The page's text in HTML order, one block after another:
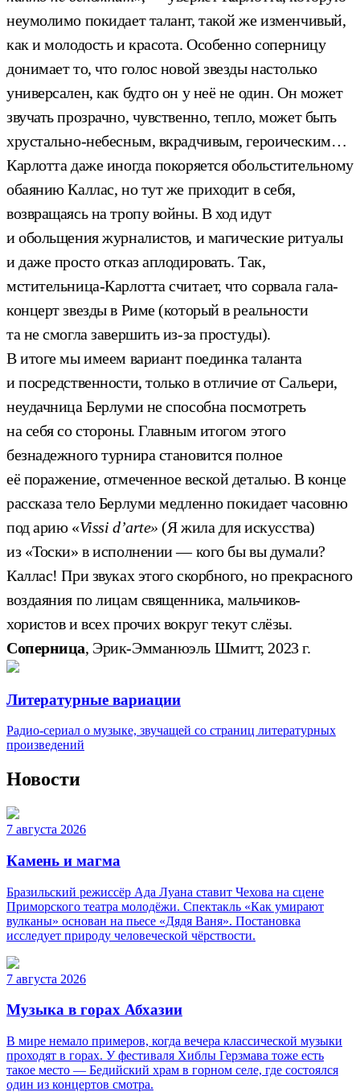
неумолимо покидает талант, такой же изменчивый,
как и молодость и красота. Особенно соперницу
донимает то, что голос новой звезды настолько
универсален, как будто он у неё не один. Он может
звучать прозрачно, чувственно, тепло, может быть
хрустально-небесным, вкрадчивым, героическим…
Карлотта даже иногда покоряется обольстительному
обаянию Каллас, но тут же приходит в себя,
возвращаясь на тропу войны. В ход идут
и обольщения журналистов, и магические ритуалы
и даже просто отказ аплодировать. Так,
мстительница-Карлотта считает, что сорвала гала-
концерт звезды в Риме (который в реальности
та не смогла завершить из-за простуды).
В итоге мы имеем вариант поединка таланта
и посредственности, только в отличие от Сальери,
неудачница Берлуми не способна посмотреть
на себя со стороны. Главным итогом этого
безнадежного турнира становится полное
её поражение, отмеченное веской деталью. В конце
рассказа тело Берлуми медленно покидает часовню
под арию «Vissi d’arte» (Я жила для искусства)
из «Тоски» в исполнении — кого бы вы думали?
Каллас! При звуках этого скорбного, но прекрасного
воздаяния по лицам священника, мальчиков-
хористов и всех прочих вокруг текут слёзы.
Соперница, Эрик-Эмманюэль Шмитт, 2023 г.
Литературные вариации
Радио-сериал о музыке, звучащей со страниц литературных
произведений
Новости
7 августа 2026
Камень и магма
Бразильский режиссёр Ада Луана ставит Чехова на сцене
Приморского театра молодёжи. Спектакль «Как умирают
вулканы» основан на пьесе «Дядя Ваня». Постановка
исследует природу человеческой чёрствости.
7 августа 2026
Музыка в горах Абхазии
В мире немало примеров, когда вечера классической музыки
проходят в горах. У фестиваля Хиблы Герзмава тоже есть
такое место — Бедийский храм в горном селе, где состоялся
один из концертов смотра.